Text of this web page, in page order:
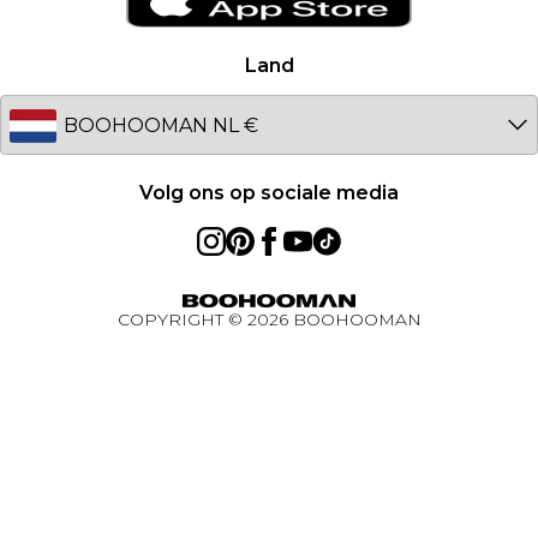
Studentenkorting - Student Beans
BOOHOOMAN App
Australia
EU
Land
Volg ons op sociale media
COPYRIGHT © 2026BOOHOOMAN